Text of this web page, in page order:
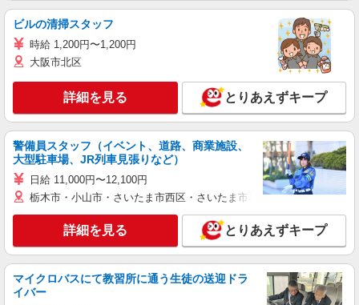
ビルの清掃スタッフ
時給 1,200円〜1,200円
大阪市北区
詳細を見る とりあえずキープ
警備員スタッフ（イベント、道路、商業施設、
大型駐車場、JR列車見張りなど）
日給 11,000円〜12,100円
栃木市・小山市・さいたま市西区・さいたま市岩槻区・久喜市・蓮田
詳細を見る とりあえずキープ
マイクロバスにて教習所に通う生徒の送迎ドラ
イバー